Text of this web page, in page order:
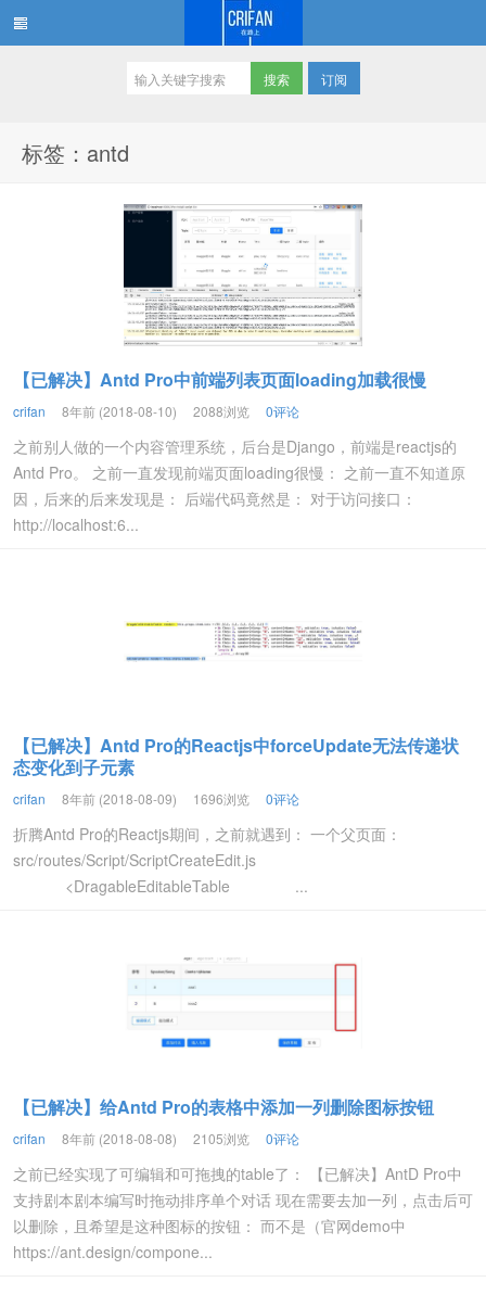
订阅
标签：antd
【已解决】Antd Pro中前端列表页面loading加载很慢
crifan 8年前 (2018-08-10) 2088浏览 0评论
之前别人做的一个内容管理系统，后台是Django，前端是reactjs的
Antd Pro。 之前一直发现前端页面loading很慢： 之前一直不知道原
因，后来的后来发现是： 后端代码竟然是： 对于访问接口：
http://localhost:6...
【已解决】Antd Pro的Reactjs中forceUpdate无法传递状
态变化到子元素
crifan 8年前 (2018-08-09) 1696浏览 0评论
折腾Antd Pro的Reactjs期间，之前就遇到： 一个父页面：
src/routes/Script/ScriptCreateEdit.js
<DragableEditableTable ...
【已解决】给Antd Pro的表格中添加一列删除图标按钮
crifan 8年前 (2018-08-08) 2105浏览 0评论
之前已经实现了可编辑和可拖拽的table了： 【已解决】AntD Pro中
支持剧本剧本编写时拖动排序单个对话 现在需要去加一列，点击后可
以删除，且希望是这种图标的按钮： 而不是（官网demo中
https://ant.design/compone...